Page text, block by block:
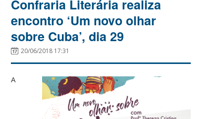
Confraria Literária realiza
encontro ‘Um novo olhar
sobre Cuba’, dia 29
20/06/2018 17:31
A